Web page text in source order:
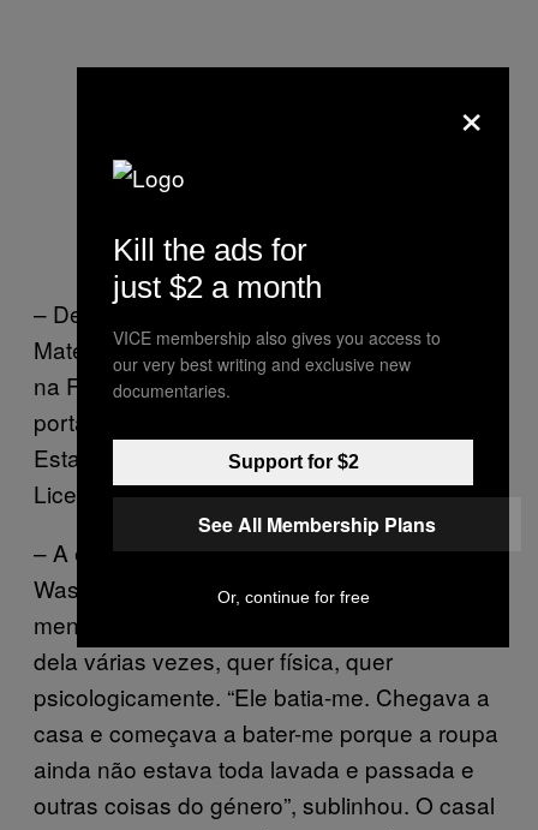
– De acordo com a Associated Press,
Mateen tinha licença de segurança privado
na Florida e os registos indicam que era
portador de licença de armas naquele
Estado norte-americano desde 2011.
Licença que expirava em Setembro de 2017.
– A ex-mulher de Mateendisseao
Washington Post, sob anonimato, que ele era
mentalmente instável e que tinha abusado
dela várias vezes, quer física, quer
psicologicamente. “Ele batia-me. Chegava a
casa e começava a bater-me porque a roupa
ainda não estava toda lavada e passada e
outras coisas do género”, sublinhou. O casal
×
Kill the ads for
just $2 a month
VICE membership also gives you access to
our very best writing and exclusive new
documentaries.
Support for $2
See All Membership Plans
Or, continue for free